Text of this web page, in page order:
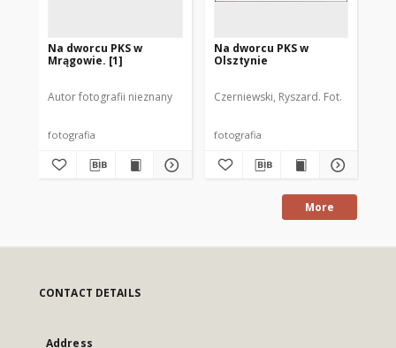
Na dworcu PKS w
Mrągowie. [1]
Autor fotografii nieznany
fotografia
Na dworcu PKS w
Olsztynie
Czerniewski, Ryszard. Fot.
fotografia
More
CONTACT DETAILS
Address